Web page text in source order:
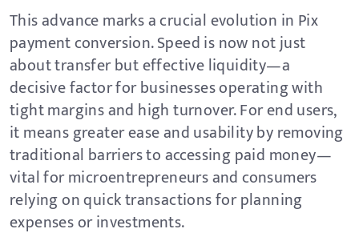
This advance marks a crucial evolution in Pix
payment conversion. Speed is now not just
about transfer but effective liquidity—a
decisive factor for businesses operating with
tight margins and high turnover. For end users,
it means greater ease and usability by removing
traditional barriers to accessing paid money—
vital for microentrepreneurs and consumers
relying on quick transactions for planning
expenses or investments.